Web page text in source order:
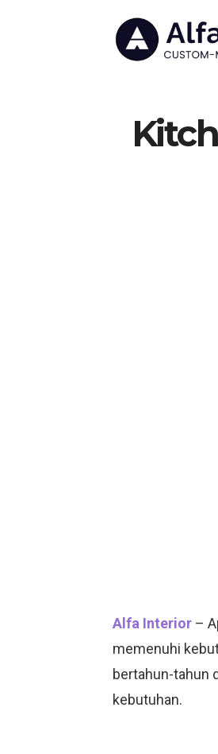
Alfa Interior –
memenuhi
bertahun-tahun
kebutuhan.